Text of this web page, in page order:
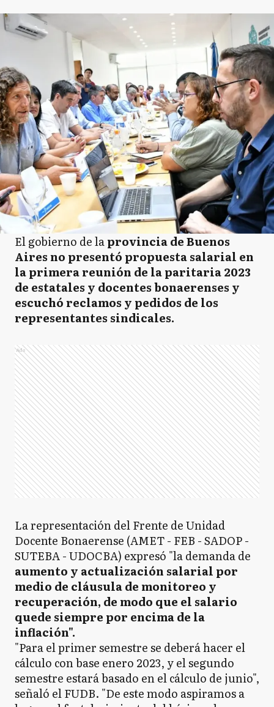
El gobierno de laprovincia de Buenos
Aires no presentó propuesta salarial en
la primera reunión de la paritaria 2023
de estatales y docentes bonaerenses y
escuchó reclamos y pedidos de los
representantes sindicales.
Ads
La representación del Frente de Unidad
Docente Bonaerense (AMET - FEB - SADOP -
SUTEBA - UDOCBA) expresó "la demanda de
aumento y actualización salarial por
medio de cláusula de monitoreo y
recuperación, de modo que el salario
quede siempre por encima de la
inflación".
"Para el primer semestre se deberá hacer el
cálculo con base enero 2023, y el segundo
semestre estará basado en el cálculo de junio",
señaló el FUDB. "De este modo aspiramos a